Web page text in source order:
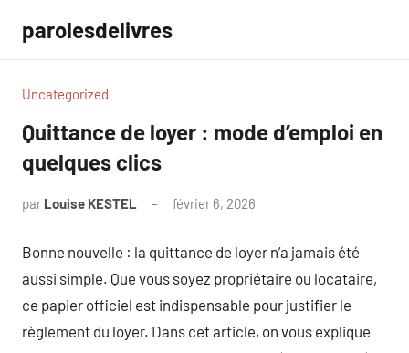
contenu
parolesdelivres
Uncategorized
Quittance de loyer : mode d’emploi en
quelques clics
par Louise KESTEL février 6, 2026
Bonne nouvelle : la quittance de loyer n’a jamais été
aussi simple. Que vous soyez propriétaire ou locataire,
ce papier officiel est indispensable pour justifier le
règlement du loyer. Dans cet article, on vous explique